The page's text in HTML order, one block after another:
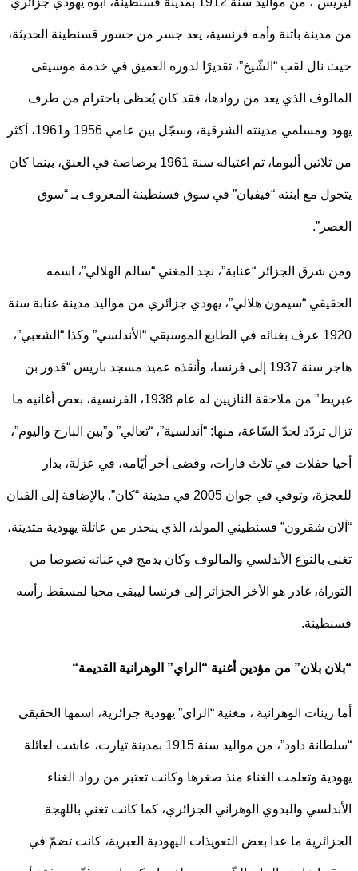
باتنة وأمه فرنسية، يعد جسر من جسور قسنطينة الحديثة،
نال لقب “الشّيخ”، تقديرًا لدوره العميق في خدمة موسيقى
الذي يعد من روادها، فقد كان يُحظى باحترام من طرف
يهود ومسلمي مدينته الشرقية، وسجّل بين عامي 1956 و1961، أكثر
من ثلاثين ألبوما، تم اغتياله سنة 1961 برصاصة في العنق، بينما كان
مع ابنته “فيفيان” في سوق قسنطينة المعروف بـ “سوق
الجزائر “عنابة”، نجد المغني “سالم الهلالي”، اسمه
“سيمون هلالي”، يهودي جزائري من مواليد مدينة عنابة سنة
1920 عرف بغنائه في الطابع الموسيقي “الأندلسي” وكذا “الشعبي”،
هاجر سنة 1937 إلى فرنسا، وأنقذه عميد مسجد باريس “قدور بن
غبريط” من ملاحقة النازيين له عام 1938، الفرنسية، بعض أغانيه ما
تردّد لحدّ السّاعة، منها: “أندلسية”، “تعالي” و”بين البارح واليوم”،
حفلات في ثلاث قارات، وقضى آخر أيّامه، في عزلة، بدار
للعجزة، وتوفي في جوان 2005 في مدينة “كان”. بالإضافة إلى الفنان
شقرون” قسنطيني المولد، الذي ينحدر من عائلة يهودية متدينة،
بالنوع الأندلسي والمالوف وكان يدمج في غنائه نصوصا من
غادر هو الأخر الجزائر إلى فرنسا ليبقى محبا لمسقط رأسه
بلان” من مؤدين أغنية “الراي” الوهرانية القديمة“
الوهرانية ، مغنية “الراي” يهودية جزائرية، اسمها الحقيقي
“سلطانة داود”، من مواليد سنة 1915 بمدينة تيارت، عاشت لعائلة
وتعلمت الغناء منذ صغرها وكانت تعتبر من رواد الغناء
والبدوي الوهراني الجزائري، كما كانت تغني باللهجة
ما عدا بعض التعويذات اليهودية العبرية، كانت تضمّ في